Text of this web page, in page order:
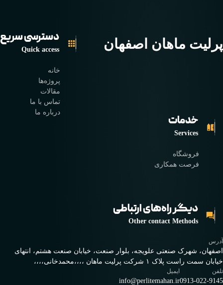
پرلیت ماهان اصفهان دسترسی سریع
Quick access
خانه
پروژه‌ها
مقالات
تماس با ما
درباره ما
خدمات
Services
فروشگاه
فرصت همکاری
دیگر راه‌های ارتباطی
Other contact Methods
آدرس
اصفهان، شهرک صنعتی علویجه، بلوار صنعت، خیابان صنعت هشتم، انتهای
خیابان سمت راست پلاک ۱ شرکت پرلیت ماهان ،،،،محمدخانی،،،،
تلفن
0913-022-9145
ایمیل
info@perlitemahan.ir